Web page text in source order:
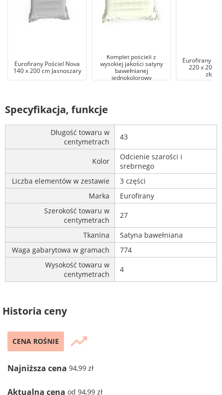
Eurofirany Pościel Nova
140 x 200 cm Jasnoszary
Komplet pościeli z
wysokiej jakości satyny
bawełnianej
jednokolorowy
Eurofirany
220 x 200
Specyfikacja, funkcje
Długość towaru w
centymetrach
43
Kolor
Odcienie szarości i
srebrnego
Liczba elementów w zestawie
3 części
Marka
Eurofirany
Szerokość towaru w
centymetrach
27
Tkanina
Satyna bawełniana
Waga gabarytowa w gramach
774
Wysokość towaru w
centymetrach
4
Historia ceny
CENA ROŚNIE trending_up
Najniższa cena 94,99 zł
Aktualna cena od 94,99 zł